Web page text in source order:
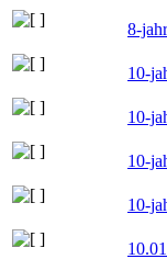
8-
10-
10-
10-
10-